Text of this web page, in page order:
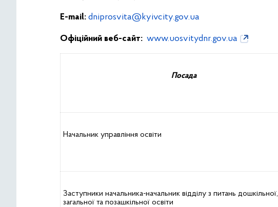
E-mail: dniprosvita@kyivcity.gov.ua
Офіційний веб-сайт: www.uosvitydnr.gov.ua
Посада
Начальник управління освіти
Заступники начальника-начальник відділу з питань дошкільної,
загальної та позашкільної освіти